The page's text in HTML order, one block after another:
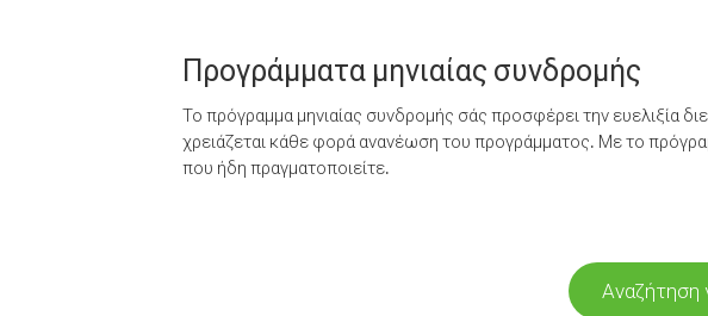
Προγράμματα μηνιαίας συνδρομής
Το πρόγραμμα μηνιαίας συνδρομής σάς προσφέρει την ευελιξία
χρειάζεται κάθε φορά ανανέωση του προγράμματος. Με το
που ήδη πραγματοποιείτε.
Αναζήτηση